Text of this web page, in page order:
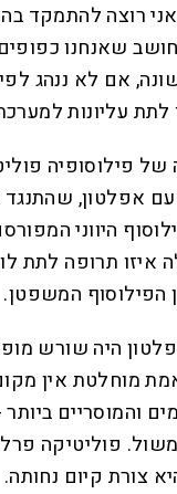
רוצה להתמקד
שאנחנו
אם לא ננהג
לתת עליונות
פילוסופיה
אפלטון, שהתנגד
היווני
איזו תרופה לתת
הפילוסוף המשפטן.
היה שורש
מוחלטת אין
והמוסריים
פוליטיקה
צורת קיום נחותה.